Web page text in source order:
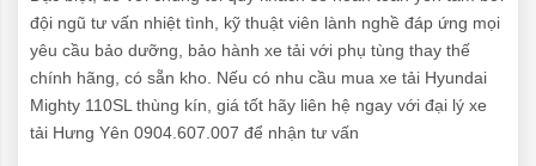
đội ngũ tư vấn nhiệt tình, kỹ thuật viên lành nghề đáp ứng mọi
yêu cầu bảo dưỡng, bảo hành xe tải với phụ tùng thay thế
chính hãng, có sẵn kho. Nếu có nhu cầu mua xe tải Hyundai
Mighty 110SL thùng kín, giá tốt hãy liên hệ ngay với đại lý xe
tải Hưng Yên 0904.607.007 để nhận tư vấn